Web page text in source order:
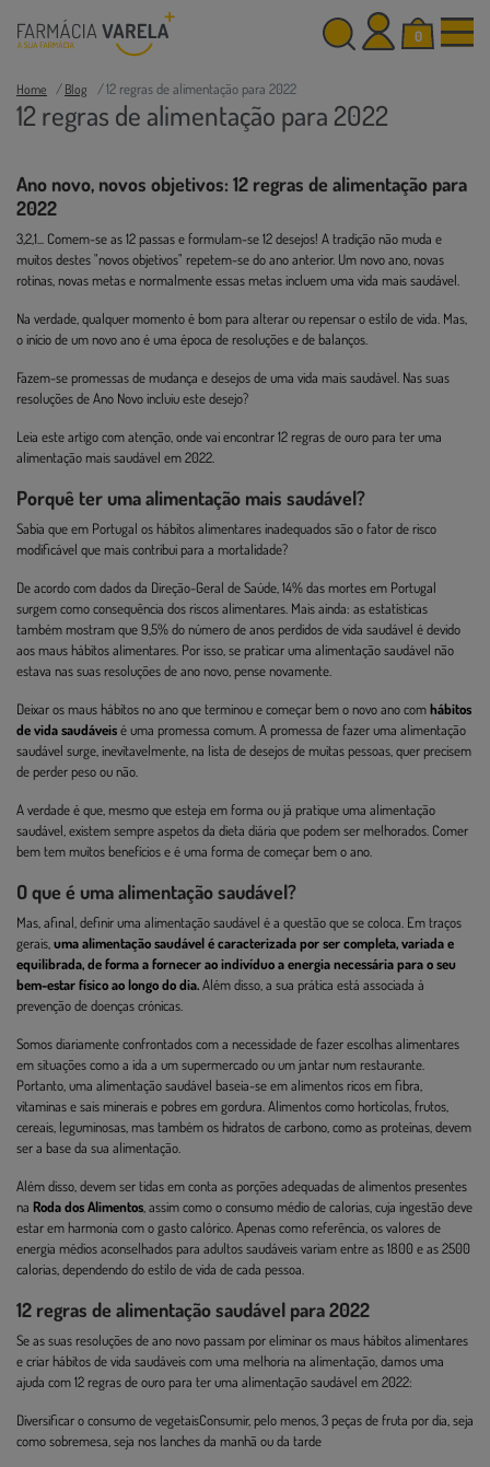
0
Home Blog 12 regras de alimentação para 2022
12 regras de alimentação para 2022
Ano novo, novos objetivos: 12 regras de alimentação para
2022
3,2,1... Comem-se as 12 passas e formulam-se 12 desejos! A tradição não muda e
muitos destes "novos objetivos" repetem-se do ano anterior. Um novo ano, novas
rotinas, novas metas e normalmente essas metas incluem uma vida mais saudável.
Na verdade, qualquer momento é bom para alterar ou repensar o estilo de vida. Mas,
o início de um novo ano é uma época de resoluções e de balanços.
Fazem-se promessas de mudança e desejos de uma vida mais saudável. Nas suas
resoluções de Ano Novo incluiu este desejo?
Leia este artigo com atenção, onde vai encontrar 12 regras de ouro para ter uma
alimentação mais saudável em 2022.
Porquê ter uma alimentação mais saudável?
Sabia que em Portugal os hábitos alimentares inadequados são o fator de risco
modificável que mais contribui para a mortalidade?
De acordo com dados da Direção-Geral de Saúde, 14% das mortes em Portugal
surgem como consequência dos riscos alimentares. Mais ainda: as estatísticas
também mostram que 9,5% do número de anos perdidos de vida saudável é devido
aos maus hábitos alimentares. Por isso, se praticar uma alimentação saudável não
estava nas suas resoluções de ano novo, pense novamente.
Deixar os maus hábitos no ano que terminou e começar bem o novo ano comhábitos
de vida saudáveisé uma promessa comum. A promessa de fazer uma alimentação
saudável surge, inevitavelmente, na lista de desejos de muitas pessoas, quer precisem
de perder peso ou não.
A verdade é que, mesmo que esteja em forma ou já pratique uma alimentação
saudável, existem sempre aspetos da dieta diária que podem ser melhorados. Comer
bem tem muitos benefícios e é uma forma de começar bem o ano.
O que é uma alimentação saudável?
Mas, afinal, definir uma alimentação saudável é a questão que se coloca. Em traços
gerais, uma alimentação saudável é caracterizada por ser completa, variada e
equilibrada, de forma a fornecer ao indivíduo a energia necessária para o seu
bem-estar físico ao longo do dia.Além disso, a sua prática está associada à
prevenção de doenças crónicas.
Somos diariamente confrontados com a necessidade de fazer escolhas alimentares
em situações como a ida a um supermercado ou um jantar num restaurante.
Portanto, uma alimentação saudável baseia-se em alimentos ricos em fibra,
vitaminas e sais minerais e pobres em gordura. Alimentos como hortícolas, frutos,
cereais, leguminosas, mas também os hidratos de carbono, como as proteínas, devem
ser a base da sua alimentação.
Além disso, devem ser tidas em conta as porções adequadas de alimentos presentes
na Roda dos Alimentos , assim como o consumo médio de calorias, cuja ingestão deve
estar em harmonia com o gasto calórico. Apenas como referência, os valores de
energia médios aconselhados para adultos saudáveis variam entre as 1800 e as 2500
calorias, dependendo do estilo de vida de cada pessoa.
12 regras de alimentação saudável para 2022
Se as suas resoluções de ano novo passam por eliminar os maus hábitos alimentares
e criar hábitos de vida saudáveis com uma melhoria na alimentação, damos uma
ajuda com 12 regras de ouro para ter uma alimentação saudável em 2022:
Diversificar o consumo de vegetaisConsumir, pelo menos, 3 peças de fruta por dia, seja
como sobremesa, seja nos lanches da manhã ou da tarde